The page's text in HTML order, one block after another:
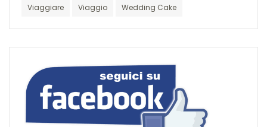
Viaggiare Viaggio Wedding Cake